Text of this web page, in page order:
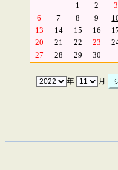
1
2 3
6
7 8 9
13
14 15 16
20
21 22 23
27
28 29 30
年 月